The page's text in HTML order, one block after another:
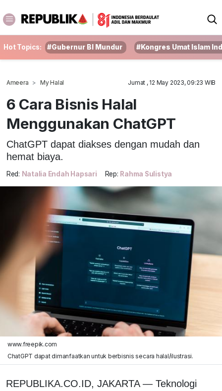
Hot Topics: #Gubernur BI Mundur #Kongres Umat Islam
Ameera My Halal Jumat , 12 May 2023, 09:23 WIB
6 Cara Bisnis Halal
Menggunakan ChatGPT
ChatGPT dapat diakses dengan mudah dan
hemat biaya.
Red: Natalia Endah Hapsari Rep: Rahma Sulistya
www.freepik.com
ChatGPT dapat dimanfaatkan untuk berbisnis secara halal/ilustrasi.
REPUBLIKA.CO.ID, JAKARTA — Teknologi